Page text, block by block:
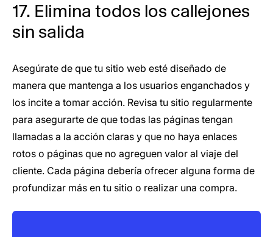
17. Elimina todos los callejones
sin salida
Asegúrate de que tu sitio web esté diseñado de
manera que mantenga a los usuarios enganchados y
los incite a tomar acción. Revisa tu sitio regularmente
para asegurarte de que todas las páginas tengan
llamadas a la acción claras y que no haya enlaces
rotos o páginas que no agreguen valor al viaje del
cliente. Cada página debería ofrecer alguna forma de
profundizar más en tu sitio o realizar una compra.